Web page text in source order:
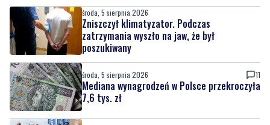
środa, 5 sierpnia 2026
Zniszczył klimatyzator. Podczas
zatrzymania wyszło na jaw, że był
poszukiwany
środa, 5 sierpnia 2026 11
Mediana wynagrodzeń w Polsce przekroczyła
7,6 tys. zł